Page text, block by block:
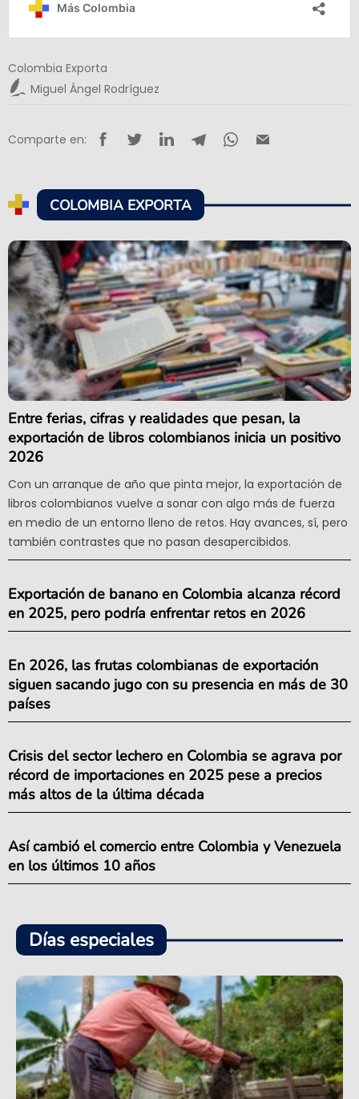
Colombia Exporta
Miguel Ángel Rodríguez
Comparte en:
COLOMBIA EXPORTA
Entre ferias, cifras y realidades que pesan, la
exportación de libros colombianos inicia un positivo
2026
Con un arranque de año que pinta mejor, la exportación de
libros colombianos vuelve a sonar con algo más de fuerza
en medio de un entorno lleno de retos. Hay avances, sí, pero
también contrastes que no pasan desapercibidos.
Exportación de banano en Colombia alcanza récord
en 2025, pero podría enfrentar retos en 2026
En 2026, las frutas colombianas de exportación
siguen sacando jugo con su presencia en más de 30
países
Crisis del sector lechero en Colombia se agrava por
récord de importaciones en 2025 pese a precios
más altos de la última década
Así cambió el comercio entre Colombia y Venezuela
en los últimos 10 años
Días especiales